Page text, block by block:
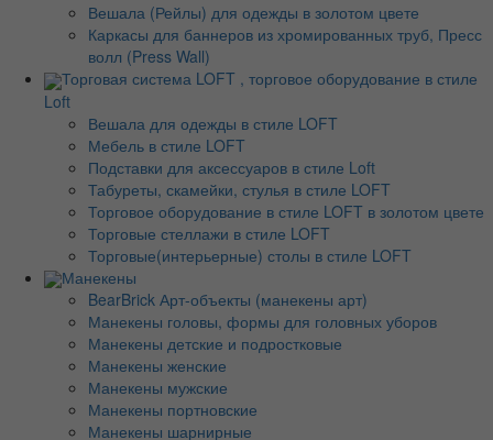
Вешала (Рейлы) для одежды в золотом цвете
Каркасы для баннеров из хромированных труб, Пресс
волл (Press Wall)
Торговая система LOFT , торговое оборудование в стиле
Loft
Вешала для одежды в стиле LOFT
Мебель в стиле LOFT
Подставки для аксессуаров в стиле Loft
Табуреты, скамейки, стулья в стиле LOFT
Торговое оборудование в стиле LOFT в золотом цвете
Торговые стеллажи в стиле LOFT
Торговые(интерьерные) столы в стиле LOFT
Манекены
BearBrick Арт-объекты (манекены арт)
Манекены головы, формы для головных уборов
Манекены детские и подростковые
Манекены женские
Манекены мужские
Манекены портновские
Манекены шарнирные